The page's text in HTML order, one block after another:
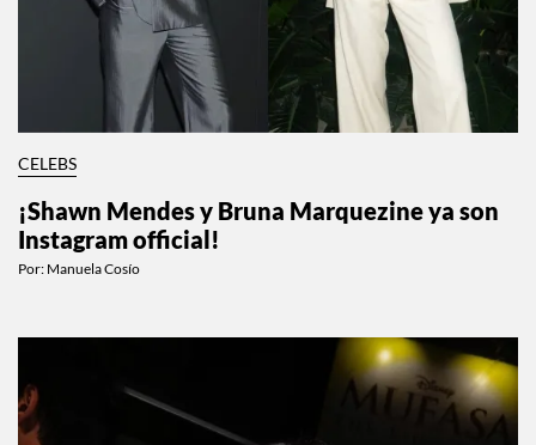
CELEBS
¡Shawn Mendes y Bruna Marquezine ya son
Instagram official!
Por: Manuela Cosío